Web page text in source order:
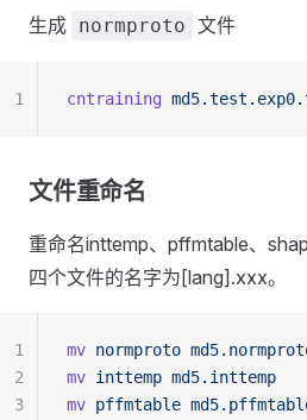
生成 normproto 文件
cntraining
1
文件重命名
重命名inttemp、pffmtable、
四个文件的名字为[lang].xxx。
mv normproto
mv inttemp md5.inttemp
mv pffmtable
1
2
3